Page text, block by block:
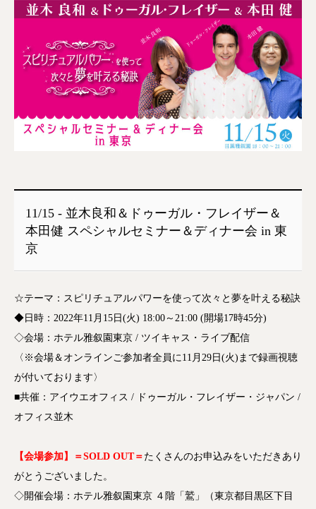
11/15 ‐ 並木良和＆ドゥーガル・フレイザー＆
本田健 スペシャルセミナー＆ディナー会 in 東
京
☆テーマ：スピリチュアルパワーを使って次々と夢を叶える秘訣
◆日時：2022年11月15日(火) 18:00～21:00 (開場17時45分)
◇会場：ホテル雅叙園東京 / ツイキャス・ライブ配信
〈※会場＆オンラインご参加者全員に11月29日(火)まで録画視聴
が付いております〉
■共催：アイウエオフィス / ドゥーガル・フレイザー・ジャパン /
オフィス並木
【会場参加】＝SOLD OUT＝ たくさんのお申込みをいただきあり
がとうございました。
◇開催会場：ホテル雅叙園東京 ４階「鷲」（東京都目黒区下目